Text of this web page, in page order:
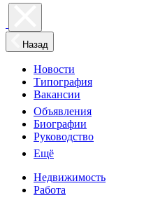
Назад
Новости
Типография
Вакансии
Объявления
Биографии
Руководство
Ещё
Недвижимость
Работа